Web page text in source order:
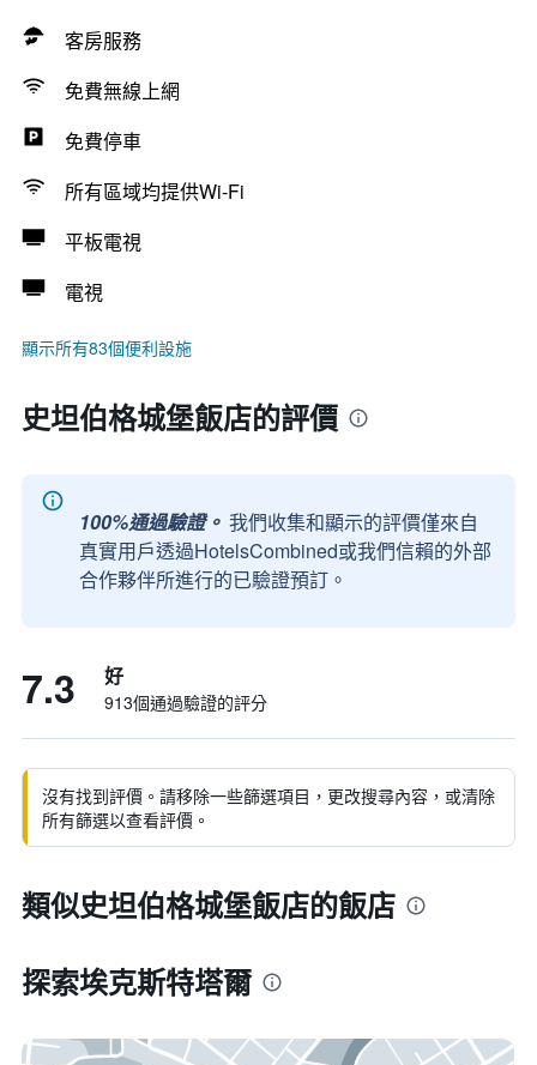
客房服務
免費無線上網
免費停車
所有區域均提供Wi-Fi
平板電視
電視
顯示所有83個便利設施
史坦伯格城堡飯店的評價
100%通過驗證。 我們收集和顯示的評價僅來自
真實用戶透過HotelsCombined或我們信賴的外部
合作夥伴所進行的已驗證預訂。
7.3 好
913個通過驗證的評分
沒有找到評價。請移除一些篩選項目，更改搜尋內容，或清除
所有篩選以查看評價。
類似史坦伯格城堡飯店的飯店
探索埃克斯特塔爾